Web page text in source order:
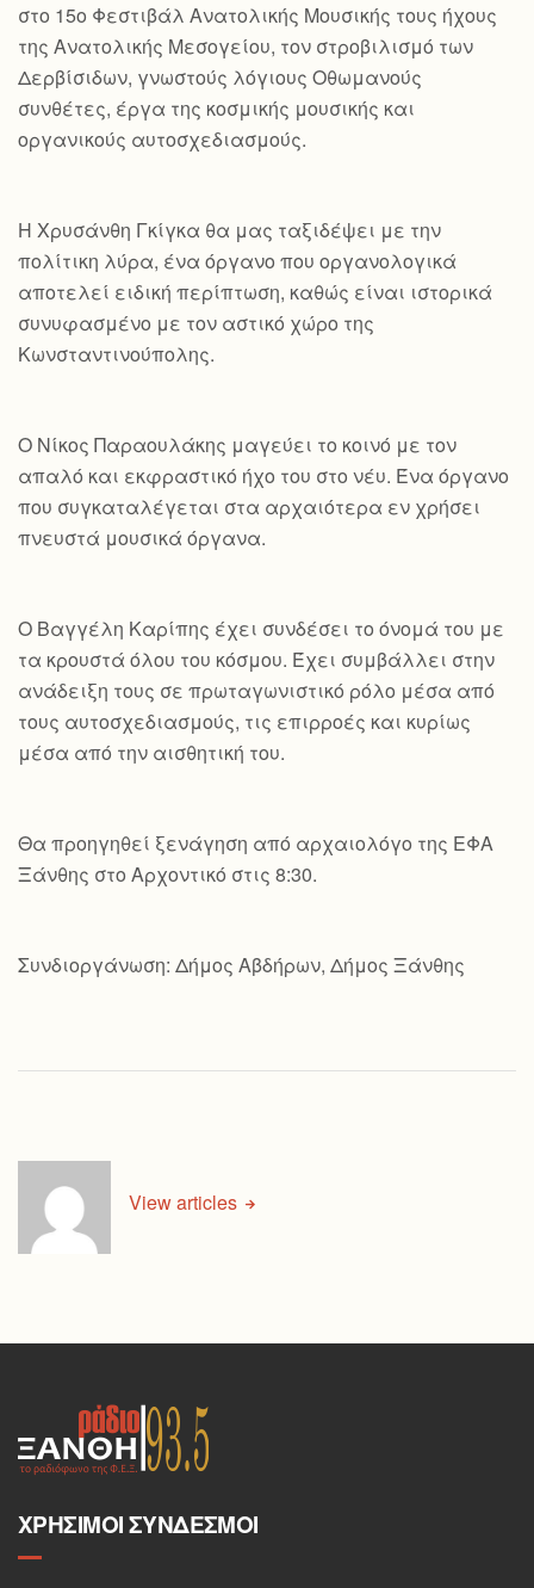
στο 15ο Φεστιβάλ Ανατολικής Μουσικής τους ήχους
της Ανατολικής Μεσογείου, τον στροβιλισμό των
Δερβίσιδων, γνωστούς λόγιους Οθωμανούς
συνθέτες, έργα της κοσμικής μουσικής και
οργανικούς αυτοσχεδιασμούς.
Η Χρυσάνθη Γκίγκα θα μας ταξιδέψει με την
πολίτικη λύρα, ένα όργανο που οργανολογικά
αποτελεί ειδική περίπτωση, καθώς είναι ιστορικά
συνυφασμένο με τον αστικό χώρο της
Κωνσταντινούπολης.
Ο Νίκος Παραουλάκης μαγεύει το κοινό με τον
απαλό και εκφραστικό ήχο του στο νέυ. Ένα όργανο
που συγκαταλέγεται στα αρχαιότερα εν χρήσει
πνευστά μουσικά όργανα.
Ο Βαγγέλη Καρίπης έχει συνδέσει το όνομά του με
τα κρουστά όλου του κόσμου. Έχει συμβάλλει στην
ανάδειξη τους σε πρωταγωνιστικό ρόλο μέσα από
τους αυτοσχεδιασμούς, τις επιρροές και κυρίως
μέσα από την αισθητική του.
Θα προηγηθεί ξενάγηση από αρχαιολόγο της ΕΦΑ
Ξάνθης στο Αρχοντικό στις 8:30.
Συνδιοργάνωση: Δήμος Αβδήρων, Δήμος Ξάνθης
View articles
ΧΡΉΣΙΜΟΙ ΣΎΝΔΕΣΜΟΙ